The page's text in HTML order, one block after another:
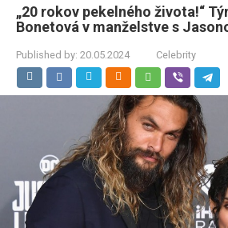
„20 rokov pekelného života!“
Bonetová v manželstve s
Published by: 20.05.2024 Celebrity